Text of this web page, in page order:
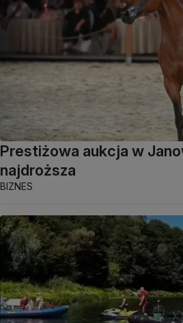
Prestiżowa aukcja w
najdroższa
BIZNES